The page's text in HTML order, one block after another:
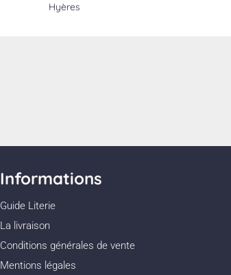
Hyères
Informations
Guide Literie
La livraison
Conditions générales de vente
Mentions légales